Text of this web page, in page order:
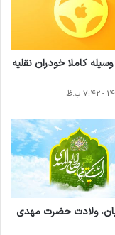
کاملا خودران نقلیه
ولادت حضرت مهدی